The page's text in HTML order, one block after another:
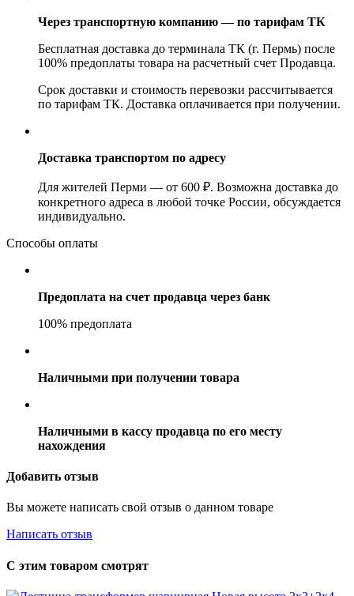
Через транспортную компанию — по тарифам ТК
Бесплатная доставка до терминала ТК (г. Пермь) после
100% предоплаты товара на расчетный счет Продавца.
Срок доставки и стоимость перевозки рассчитывается
по тарифам ТК. Доставка оплачивается при получении.
Доставка транспортом по адресу
Для жителей Перми — от 600 ₽. Возможна доставка до
конкретного адреса в любой точке России, обсуждается
индивидуально.
Способы оплаты
Предоплата на счет продавца через банк
100% предоплата
Наличными при получении товара
Наличными в кассу продавца по его месту
нахождения
Добавить отзыв
Вы можете написать свой отзыв о данном товаре
Написать отзыв
С этим товаром смотрят